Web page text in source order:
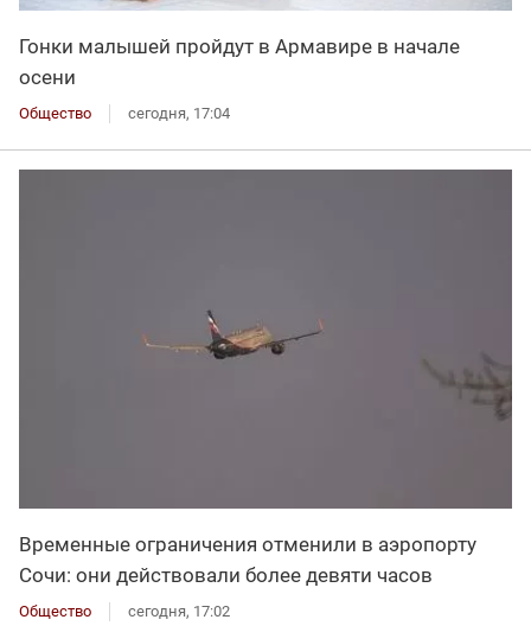
Гонки малышей пройдут в Армавире в начале
осени
Общество сегодня, 17:04
Временные ограничения отменили в аэропорту
Сочи: они действовали более девяти часов
Общество сегодня, 17:02